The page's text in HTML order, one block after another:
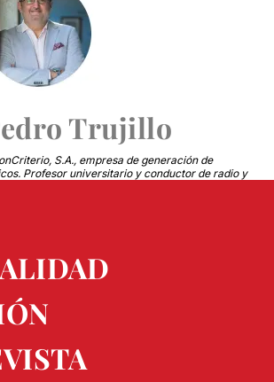
Trujillo
S.A., empresa de generación de
Profesor universitario y conductor de radio y